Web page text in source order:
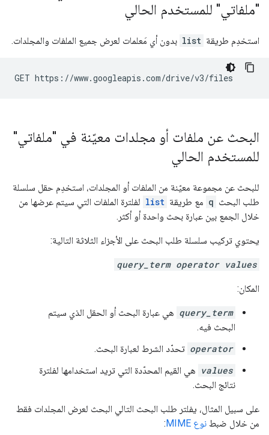
"ملفاتي" للمستخدم الحالي
استخدِم طريقة list بدون أي مَعلمات لعرض جميع الملفات والمجلدات.
البحث عن ملفات أو مجلدات معيّنة في "ملفاتي"
للمستخدم الحالي
للبحث عن مجموعة معيّنة من الملفات أو المجلدات، استخدِم حقل سلسلة
طلب البحث q مع طريقة list لفلترة الملفات التي سيتم عرضها من
خلال الجمع بين عبارة بحث واحدة أو أكثر.
يحتوي تركيب سلسلة طلب البحث على الأجزاء الثلاثة التالية:
query_term operator values
المكان:
query_term هي عبارة البحث أو الحقل الذي سيتم
البحث فيه.
operator تحدّد الشرط لعبارة البحث.
values هي القيم المحدّدة التي تريد استخدامها لفلترة
نتائج البحث.
على سبيل المثال، يفلتر طلب البحث التالي البحث لعرض المجلدات فقط
من خلال ضبط نوع MIME :